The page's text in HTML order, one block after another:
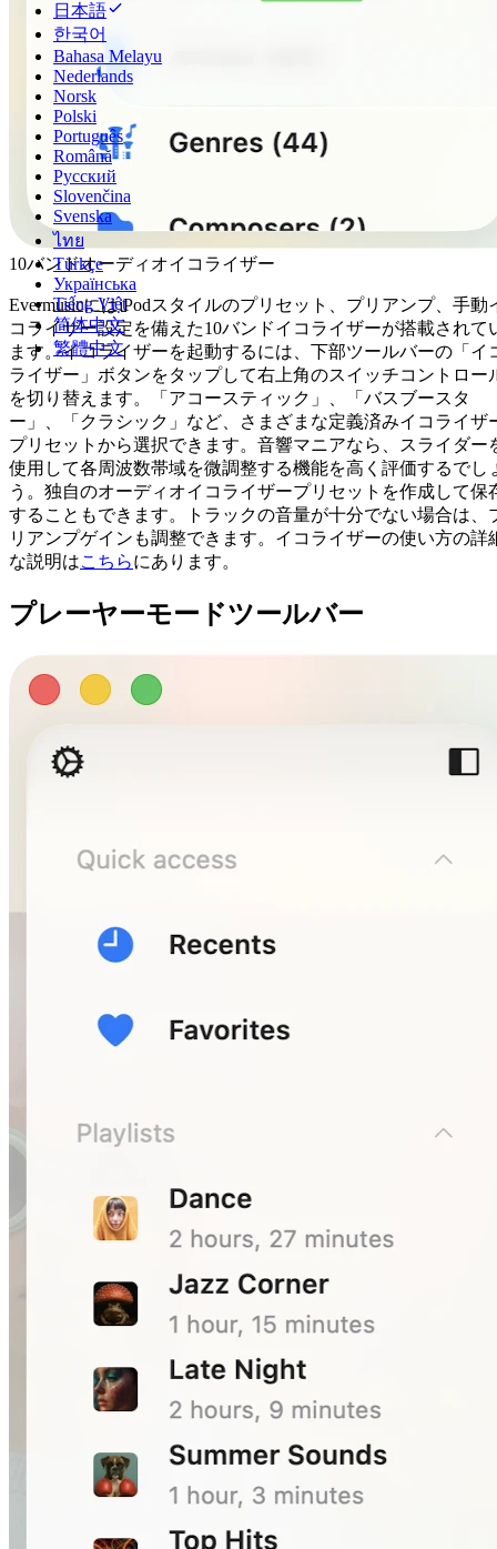
日本語
한국어
Bahasa Melayu
Nederlands
Norsk
Polski
Português
Română
Русский
Slovenčina
Svenska
ไทย
Türkçe
Українська
Tiếng Việt
简体中文
繁體中文
10バンドオーディオイコライザー
EvermusicにはiPodスタイルのプリセット、プリアンプ、手動
コライザー設定を備えた10バンドイコライザーが搭載されて
ます。イコライザーを起動するには、下部ツールバーの「イ
ライザー」ボタンをタップして右上角のスイッチコントロー
を切り替えます。「アコースティック」、「バスブースタ
ー」、「クラシック」など、さまざまな定義済みイコライザ
プリセットから選択できます。音響マニアなら、スライダー
使用して各周波数帯域を微調整する機能を高く評価するでし
う。独自のオーディオイコライザープリセットを作成して保
することもできます。トラックの音量が十分でない場合は、
リアンプゲインも調整できます。イコライザーの使い方の詳
な説明はこちらにあります。
プレーヤーモードツールバー